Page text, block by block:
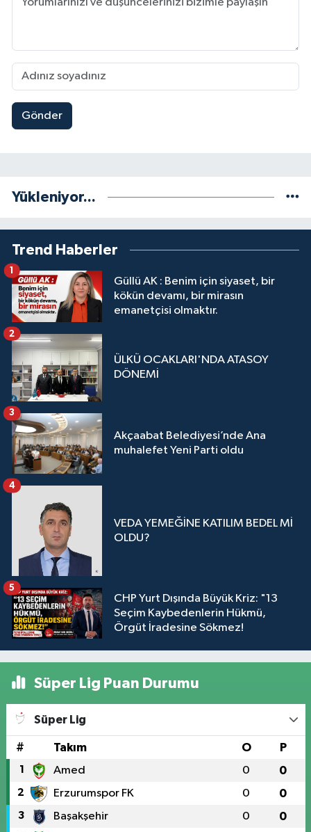
Gönder
Yükleniyor...
Trend Haberler
Güllü AK : Benim için siyaset, bir
kökün devamı, bir mirasın
emanetçisi olmaktır.
1
ÜLKÜ OCAKLARI'NDA ATASOY
DÖNEMİ
2
Akçaabat Belediyesi’nde Ana
muhalefet Yeni Parti oldu
3
VEDA YEMEĞİNE KATILIM BEDEL Mİ
OLDU?
4
CHP Yurt Dışında Büyük Kriz: "13
Seçim Kaybedenlerin Hükmü,
Örgüt İradesine Sökmez!
5
Süper Lig Puan Durumu
Süper Lig
# Takım O P
1 Amed 0 0
2 Erzurumspor FK 0 0
3 Başakşehir 0 0